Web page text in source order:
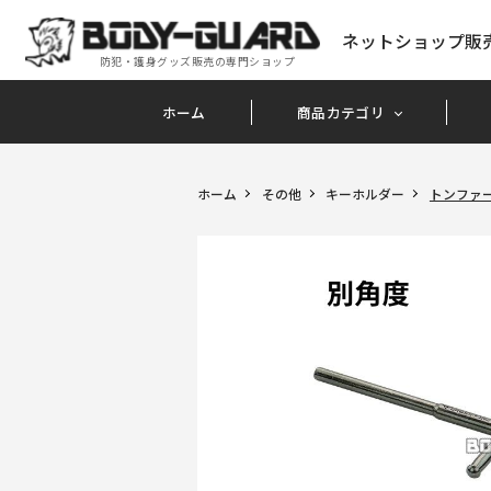
防犯・護身グッズ販売の専門ショップ
ネットショップ販
ホーム 商品カテゴリ
ホーム その他 キーホルダー トンフ